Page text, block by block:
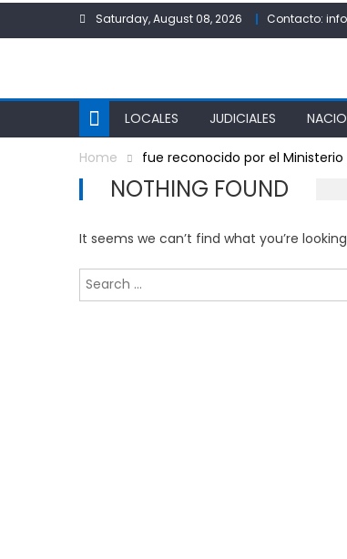
Saturday, August 08, 2026 Contacto:
LOCALES JUDICIALES
Home fue reconocido por el
NOTHING FOUND
It seems we can’t find what you’re